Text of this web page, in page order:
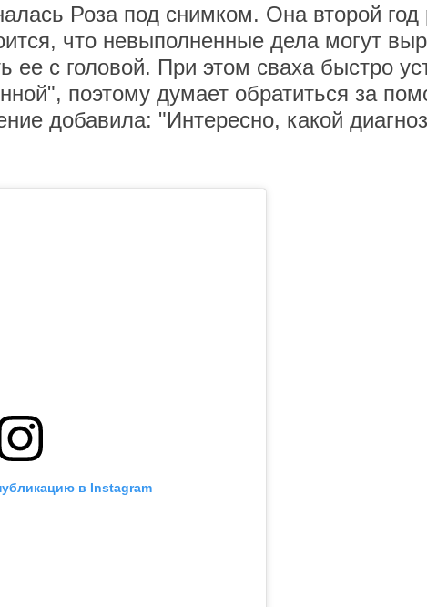
Роза под снимком. Она второй год
что невыполненные дела могут
ее с головой. При этом сваха быстро
поэтому думает обратиться за
добавила: "Интересно, какой
в Instagram